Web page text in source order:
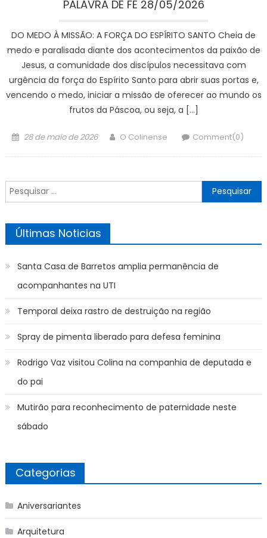
PALAVRA DE FÉ 28/05/2026
DO MEDO À MISSÃO: A FORÇA DO ESPÍRITO SANTO Cheia de
medo e paralisada diante dos acontecimentos da paixão de
Jesus, a comunidade dos discípulos necessitava com
urgência da força do Espírito Santo para abrir suas portas e,
vencendo o medo, iniciar a missão de oferecer ao mundo os
frutos da Páscoa, ou seja, a […]
Posted
28 de maio de 2026 Author
O Colinense Comment(0)
Pesquisar
por:
Últimas Noticias
Santa Casa de Barretos amplia permanência de
acompanhantes na UTI
Temporal deixa rastro de destruição na região
Spray de pimenta liberado para defesa feminina
Rodrigo Vaz visitou Colina na companhia de deputada e
do pai
Mutirão para reconhecimento de paternidade neste
sábado
Categorias
Aniversariantes
Arquitetura